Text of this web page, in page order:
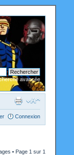
avancée
Connexion
• Page 1 sur 1